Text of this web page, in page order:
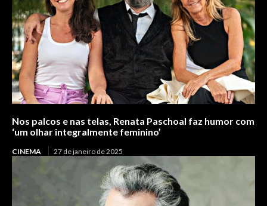
Nos palcos e nas telas, Renata Paschoal faz humor com
‘um olhar integralmente feminino’
CINEMA 27 de janeiro de 2025